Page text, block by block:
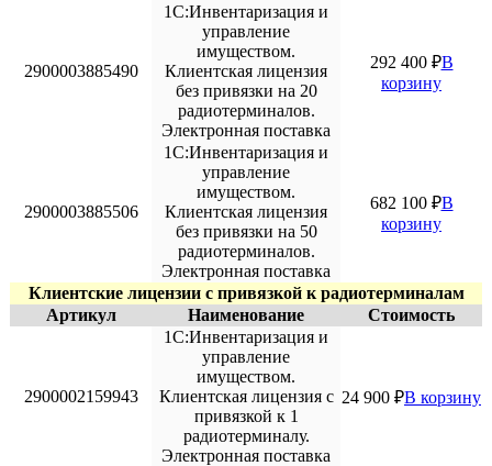
2900003885490
1С:Инвентаризация и
управление
имуществом.
Клиентская лицензия
без привязки на 20
радиотерминалов.
Электронная поставка
292 400 ₽В
корзину
2900003885506
1С:Инвентаризация и
управление
имуществом.
Клиентская лицензия
без привязки на 50
радиотерминалов.
Электронная поставка
682 100 ₽В
корзину
Клиентские лицензии с привязкой к радиотерминалам
Артикул
Наименование Стоимость
2900002159943
1С:Инвентаризация и
управление
имуществом.
Клиентская лицензия с
привязкой к 1
радиотерминалу.
Электронная поставка
24 900 ₽В корзину